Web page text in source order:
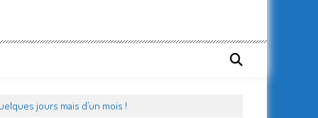
jours mais d’un mois !